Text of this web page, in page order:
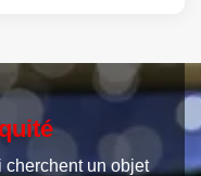
cherchent un objet